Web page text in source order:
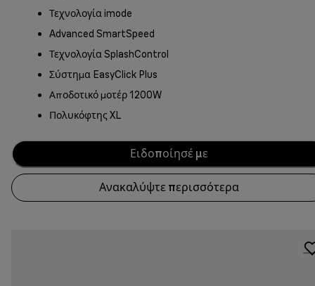
Τεχνολογία imode
Advanced SmartSpeed
Τεχνολογία SplashControl
Σύστημα EasyClick Plus
Αποδοτικό μοτέρ 1200W
Πολυκόφτης XL
Ειδοποίησέ με
Ανακαλύψτε περισσότερα